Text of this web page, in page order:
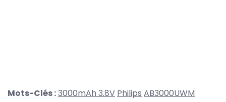
Mots-Clés :3000mAh 3.8V Philips AB3000UWM